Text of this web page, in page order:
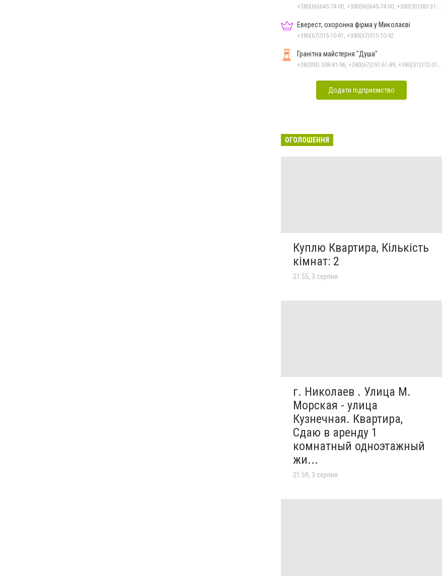
Еверест, охоронна фірма у Миколаєві
+380(67)515-10-91, +380(67)515-10-92
Гранітна майстерня "Душа"
Додати підприємство
ОГОЛОШЕННЯ
Куплю Квартира, Кількість
кімнат: 2
21:55, 3 серпня
г. Николаев . Улица М.
Морская - улица
Кузнечная. Квартира,
Сдаю в аренду 1
комнатный одноэтажный
жи...
21:59, 3 серпня